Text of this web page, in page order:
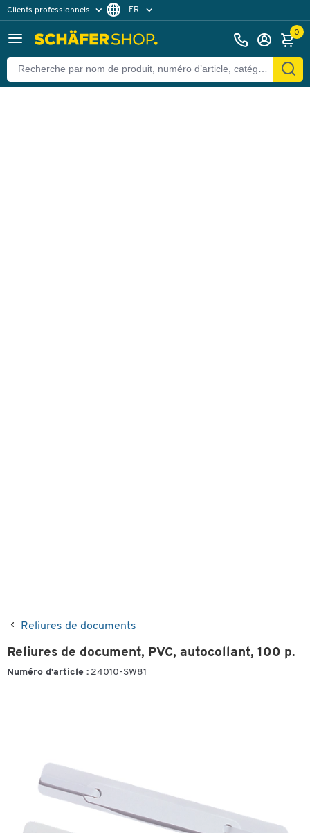
Clients professionnels
Clients particuliers
FR
0
Reliures de documents
Reliures de document, PVC, autocollant, 100 p.
Numéro d'article : 24010-SW81
Retour